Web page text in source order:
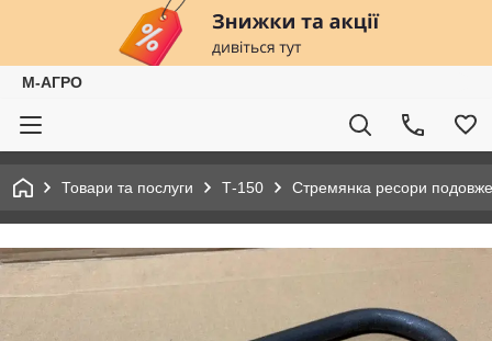
М-АГРО
Товари та послуги Т-150 Стремянка ресори